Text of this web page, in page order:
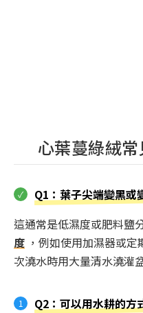
心葉蔓綠絨
Q1：葉子尖端變黑或
這通常是低濕度或肥料鹽
度 ，例如使用加濕器或
次澆水時用大量清水澆灌
Q2：可以用水耕的方